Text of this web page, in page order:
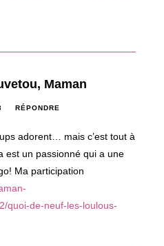
Maman
RÉPONDRE
adorent… mais c’est tout à
est un passionné qui a une
Ma participation
quoi-de-neuf-les-loulous-